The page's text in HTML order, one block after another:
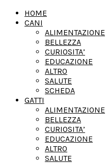
HOME
CANI
ALIMENTAZIONE
BELLEZZA
CURIOSITA’
EDUCAZIONE
ALTRO
SALUTE
SCHEDA
GATTI
ALIMENTAZIONE
BELLEZZA
CURIOSITA’
EDUCAZIONE
ALTRO
SALUTE